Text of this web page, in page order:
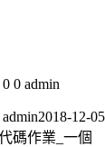
0 0 admin
admin2018-12-05
碼作業_一個